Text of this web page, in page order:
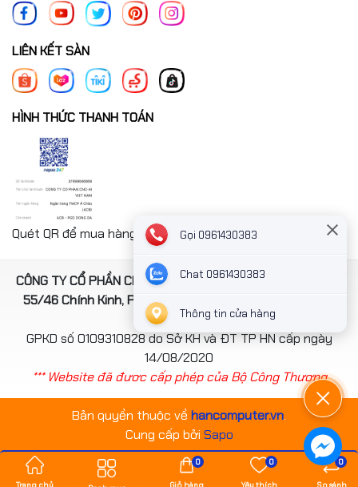
LIÊN KẾT SÀN
HÌNH THỨC THANH TOÁN
Quét QR để mua hàng nhanh chóng thanh toán công ty
CÔNG TY CỔ PHẦN CNC-AI VIỆT NAM. Địa chỉ: Số 4, ngách
55/46 Chính Kinh, Phường Thanh Xuân, TP Hà Nội, Việt
Nam
GPKD số 0109310828 do Sở KH và ĐT TP HN cấp ngày
14/08/2020
*** Website đã đươc cấp phép của Bộ Công Thương
Bản quyền thuộc về hancomputer.vn.
Cung cấp bởi Sapo
0 0 0
Gọi 0961430383
Chat 0961430383
Thông tin cửa hàng